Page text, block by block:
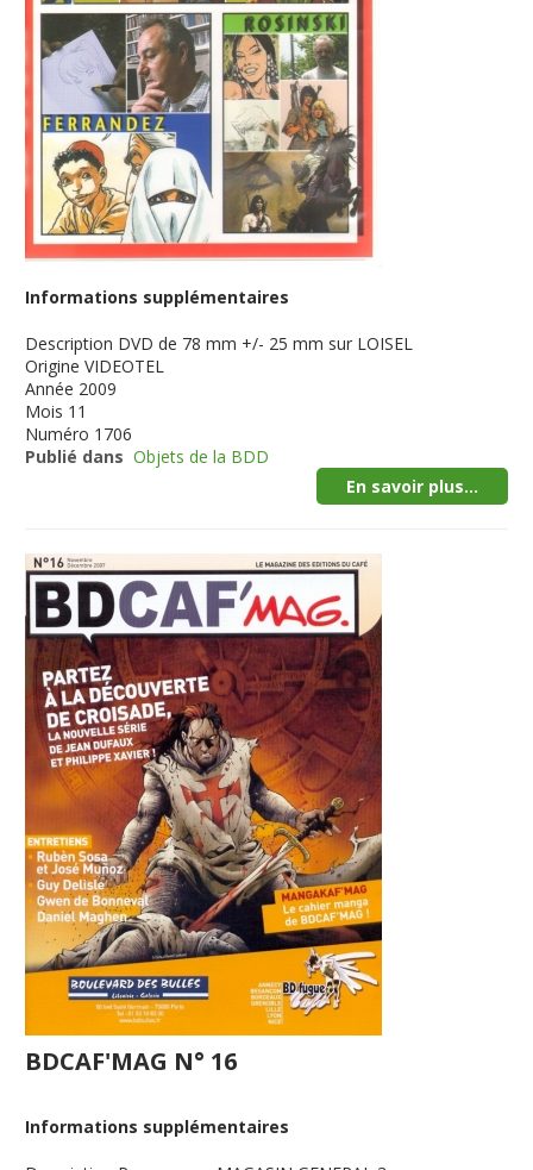
Informations supplémentaires
Description DVD de 78 mm +/- 25 mm sur LOISEL
Origine VIDEOTEL
Année 2009
Mois 11
Numéro 1706
Publié dans Objets de la BDD
En savoir plus...
BDCAF'MAG N° 16
Informations supplémentaires